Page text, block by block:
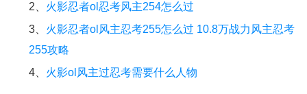
2、 火影忍者ol忍考风主254怎么过
3、 火影忍者ol风主忍考255怎么过 10.8万战力风主忍考
255攻略
4、 火影ol风主过忍考需要什么人物